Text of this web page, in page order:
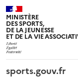
MINISTÈRE
DES SPORTS,
DE LA JEUNESSE
ET DE LA VIE
sports.gouv.fr
Panneau de